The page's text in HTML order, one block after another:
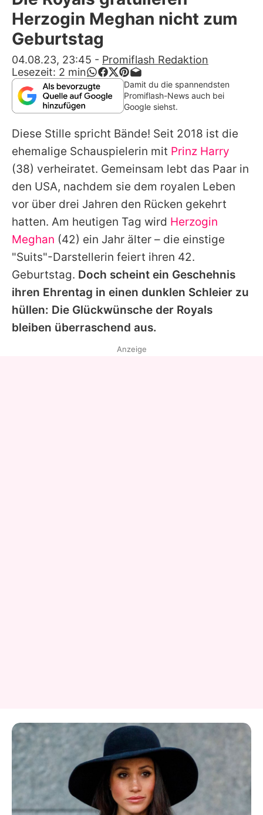
Alle Themen auf Promiflash
Jobs
App runterladen
Team
Redaktionelle Richtlinien
Impressum
Datenschutzerklärung
Nutzungsbedingungen
Utiq verwalten
Herzogin Meghan nicht zum
Geburtstag
04.08.23, 23:45 - Promiflash Redaktion
Lesezeit: 2 min
Damit du die spannendsten
Promiflash-News auch bei
Google siehst.
Diese Stille spricht Bände! Seit 2018 ist die
ehemalige Schauspielerin mit Prinz Harry
(38) verheiratet. Gemeinsam lebt das Paar in
den USA, nachdem sie dem royalen Leben
vor über drei Jahren den Rücken gekehrt
hatten. Am heutigen Tag wird Herzogin
Meghan (42) ein Jahr älter – die einstige
"Suits"-Darstellerin feiert ihren 42.
Geburtstag. Doch scheint ein Geschehnis
ihren Ehrentag in einen dunklen Schleier zu
hüllen: Die Glückwünsche der Royals
bleiben überraschend aus.
Anzeige